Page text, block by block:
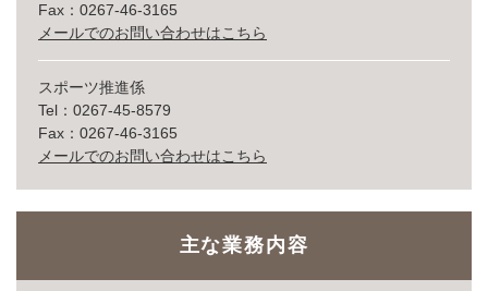
Fax：0267-46-3165
メールでのお問い合わせはこちら
スポーツ推進係
Tel：0267-45-8579
Fax：0267-46-3165
メールでのお問い合わせはこちら
主な業務内容